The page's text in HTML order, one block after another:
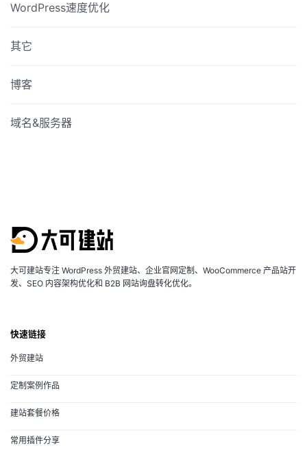
WordPress速度优化
其它
博客
域名&服务器
大可建站专注 WordPress 外贸建站、企业官网定制、WooCommerce 产品站开
发、SEO 内容架构优化和 B2B 网站询盘转化优化。
快速链接
外贸建站
定制案例作品
建站套餐价格
常用插件分享